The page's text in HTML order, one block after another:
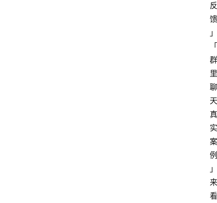
反
馈
」
「
群
里
聊
天
真
实
案
例
」
来
看